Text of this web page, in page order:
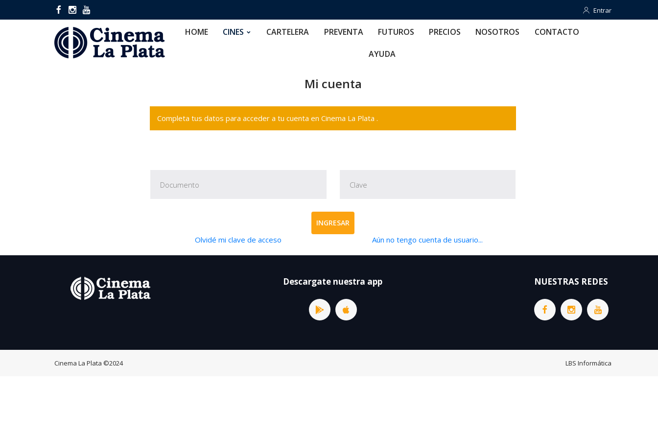
Entrar
Entrar
HOME CINES CARTELERA PREVENTA FUTUROS PRECIOS NOSOTROS CONTACTO
AYUDA
Mi cuenta
Completa tus datos para acceder a tu cuenta en Cinema La Plata .
INGRESAR
Olvidé mi clave de acceso Aún no tengo cuenta de usuario...
Descargate nuestra app NUESTRAS REDES
Cinema La Plata ©2024 LBS Informática